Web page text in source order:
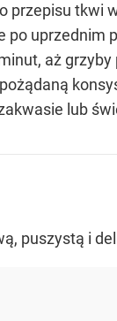
przepisu
po
aż
lub
puszystą i